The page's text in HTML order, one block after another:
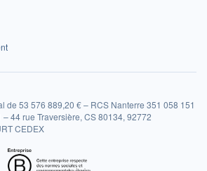
de 53 576 889,20 € – RCS Nanterre 351 058 151
44 rue Traversière, CS 80134, 92772
CEDEX